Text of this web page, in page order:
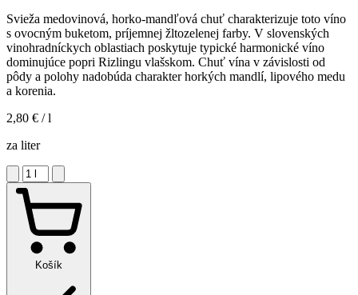
Svieža medovinová, horko-mandľová chuť charakterizuje toto víno
s ovocným buketom, príjemnej žltozelenej farby. V slovenských
vinohradníckych oblastiach poskytuje typické harmonické víno
dominujúce popri Rizlingu vlašskom. Chuť vína v závislosti od
pôdy a polohy nadobúda charakter horkých mandlí, lipového medu
a korenia.
2,80 € / l
za liter
Košík